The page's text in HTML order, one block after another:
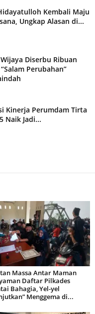
Kembali Maju
Ungkap Alasan di...
Diserbu Ribuan
Perubahan”
Kinerja Perumdam Tirta
Naik Jadi...
Massa Antar Maman
Daftar Pilkades
Bahagia, Yel-yel
Menggema di...